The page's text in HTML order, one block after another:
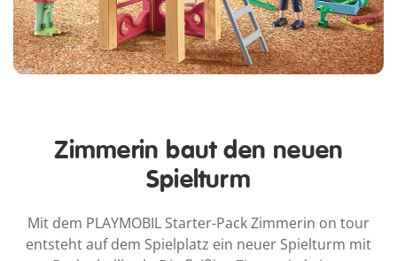
Zimmerin baut den neuen
Spielturm
Mit dem PLAYMOBIL Starter-Pack Zimmerin on tour
entsteht auf dem Spielplatz ein neuer Spielturm mit